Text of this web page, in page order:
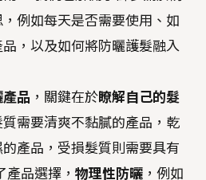
例如每天是否需要使用、如
，以及如何將防曬護髮融入
品 ，關鍵在於瞭解自己的髮
需要清爽不黏膩的產品，乾
產品，受損髮質則需要具有
品選擇， 物理性防曬 ，例如